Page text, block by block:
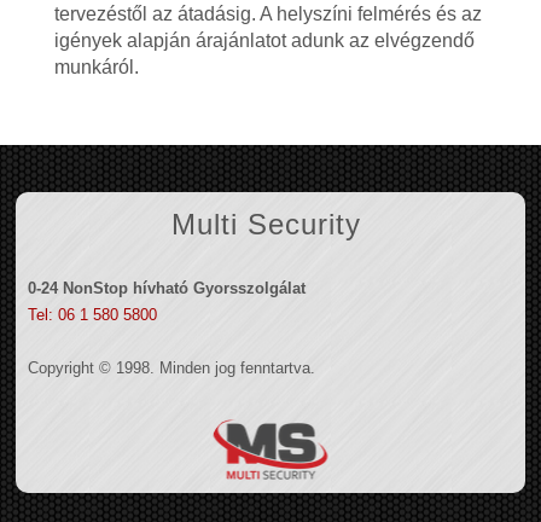
tervezéstől az átadásig. A helyszíni felmérés és az
igények alapján árajánlatot adunk az elvégzendő
munkáról.
Multi Security
0-24 NonStop hívható Gyorsszolgálat
Tel: 06 1 580 5800
Copyright © 1998. Minden jog fenntartva.